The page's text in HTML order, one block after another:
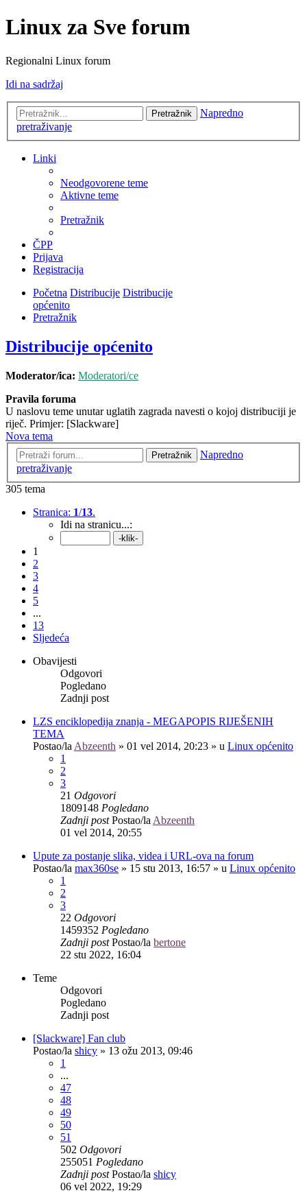
Linux za Sve forum
Regionalni Linux forum
Idi na sadržaj
Pretražnik
Napredno
pretraživanje
Linki
Neodgovorene teme
Aktivne teme
Pretražnik
ČPP
Prijava
Registracija
Početna Distribucije Distribucije
općenito
Pretražnik
Distribucije općenito
Moderator/ica: Moderatori/ce
Pravila foruma
U naslovu teme unutar uglatih zagrada navesti o kojoj distribuciji je
riječ. Primjer: [Slackware]
Nova tema
Pretražnik
Napredno
pretraživanje
305 tema
Stranica: 1/13.
Idi na stranicu...:
1
2
3
4
5
...
13
Sljedeća
Obavijesti
Odgovori
Pogledano
Zadnji post
LZS enciklopedija znanja - MEGAPOPIS RIJEŠENIH
TEMA
Postao/la Abzeenth » 01 vel 2014, 20:23 » u Linux općenito
1
2
3
21 Odgovori
1809148 Pogledano
Zadnji postPostao/la Abzeenth
01 vel 2014, 20:55
Upute za postanje slika, videa i URL-ova na forum
Postao/la max360se » 15 stu 2013, 16:57 » u Linux općenito
1
2
3
22 Odgovori
1459352 Pogledano
Zadnji postPostao/la bertone
22 stu 2022, 16:04
Teme
Odgovori
Pogledano
Zadnji post
[Slackware] Fan club
Postao/la shicy » 13 ožu 2013, 09:46
1
...
47
48
49
50
51
502 Odgovori
255051 Pogledano
Zadnji postPostao/la shicy
06 vel 2022, 19:29